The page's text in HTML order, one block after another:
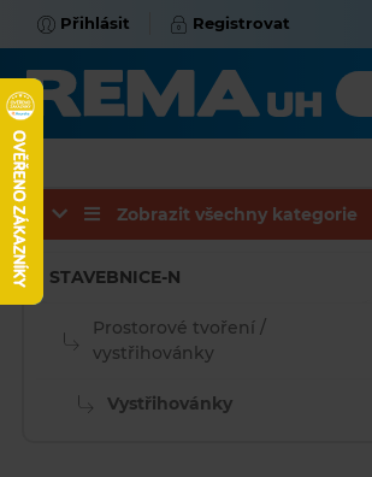
Přihlásit Registrovat
Zobrazit všechny kategorie
STAVEBNICE-N
Prostorové tvoření /
vystřihovánky
Vystřihovánky